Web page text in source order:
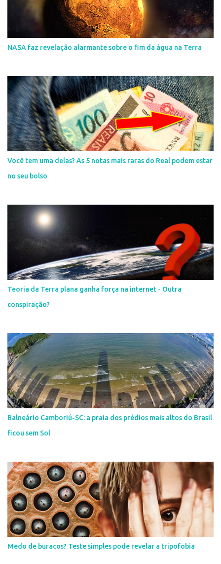
NASA faz revelação alarmante sobre o fim da água na Terra
Você tem uma delas? As 5 notas mais raras do Real podem estar
no seu bolso
Teoria da Terra plana ganha força na internet - Outra
conspiração?
Balneário Camboriú-SC: a praia dos prédios mais altos do Brasil
ficou sem Sol
Medo de buracos? Teste simples pode revelar a tripofobia